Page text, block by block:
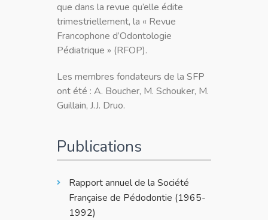
que dans la revue qu’elle édite
trimestriellement, la « Revue
Francophone d’Odontologie
Pédiatrique » (RFOP).
Les membres fondateurs de la SFP
ont été : A. Boucher, M. Schouker, M.
Guillain, J.J. Druo.
Publications
Rapport annuel de la Société
Française de Pédodontie (1965-
1992)